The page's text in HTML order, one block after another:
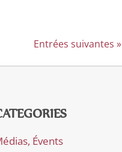
Entrées suivantes »
Évents